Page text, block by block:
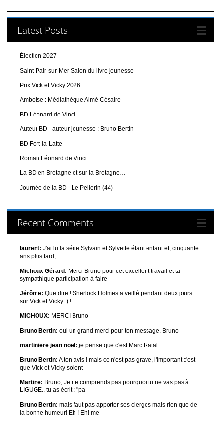
Latest Posts
Élection 2027
Saint-Pair-sur-Mer Salon du livre jeunesse
Prix Vick et Vicky 2026
Amboise : Médiathèque Aimé Césaire
BD Léonard de Vinci
Auteur BD - auteur jeunesse : Bruno Bertin
BD Fort-la-Latte
Roman Léonard de Vinci…
La BD en Bretagne et sur la Bretagne…
Journée de la BD - Le Pellerin (44)
Recent Comments
laurent: J'ai lu la série Sylvain et Sylvette étant enfant et, cinquante
ans plus tard,
Michoux Gérard: Merci Bruno pour cet excellent travail et ta
sympathique participation à faire
Jérôme: Que dire ! Sherlock Holmes a veillé pendant deux jours
sur Vick et Vicky :) !
MICHOUX: MERCI Bruno
Bruno Bertin: oui un grand merci pour ton message. Bruno
martiniere jean noel: je pense que c'est Marc Ratal
Bruno Bertin: A ton avis ! mais ce n'est pas grave, l'important c'est
que Vick et Vicky soient
Martine: Bruno, Je ne comprends pas pourquoi tu ne vas pas à
LIGUGE.. tu as écrit : "pa
Bruno Bertin: mais faut pas apporter ses cierges mais rien que de
la bonne humeur! Eh ! Eh! me